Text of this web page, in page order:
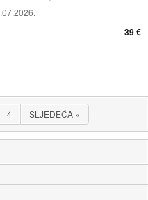
39 €
4 SLJEDEĆA »